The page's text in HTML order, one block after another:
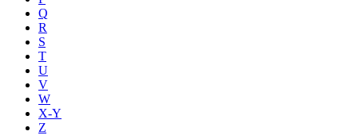
Q
R
S
T
U
V
W
X-Y
Z